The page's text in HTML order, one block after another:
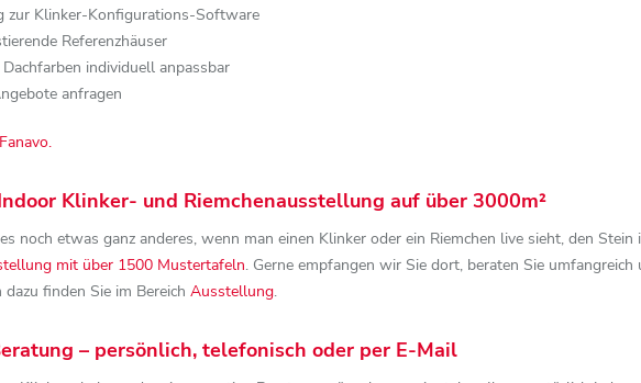
zur Klinker-Konfigurations-Software
Referenzhäuser
individuell anpassbar
anfragen
Klinker- und Riemchenausstellung auf über 3000m²
noch etwas ganz anderes, wenn man einen Klinker oder ein Riemchen live sieht, den
mit über 1500 Mustertafeln. Gerne empfangen wir Sie dort, beraten Sie
finden Sie im Bereich Ausstellung.
– persönlich, telefonisch oder per E-Mail